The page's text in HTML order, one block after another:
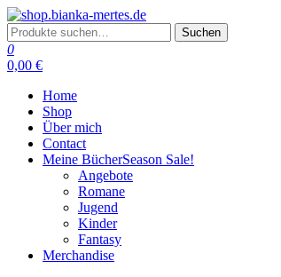
Zum
Inhalt
springen
shop.bianka-mertes.de
Suche
nach:
Suchen
0
0,00 €
Home
Shop
Über mich
Contact
Meine BücherSeason Sale!
Angebote
Romane
Jugend
Kinder
Fantasy
Merchandise